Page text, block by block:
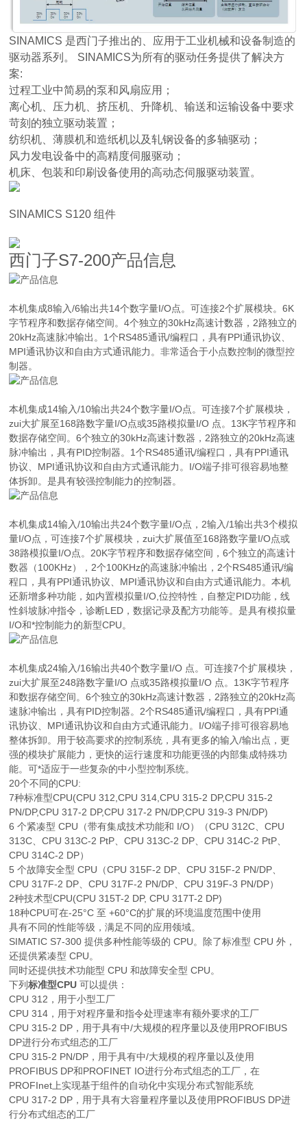
SINAMICS 是西门子推出的、应用于工业机械和设备制造的
驱动器系列。 SINAMICS为所有的驱动任务提供了解决方
案:
过程工业中简易的泵和风扇应用；
离心机、压力机、挤压机、升降机、输送和运输设备中要求
苛刻的独立驱动装置；
纺织机、薄膜机和造纸机以及轧钢设备的多轴驱动；
风力发电设备中的高精度伺服驱动；
机床、包装和印刷设备使用的高动态伺服驱动装置。
SINAMICS S120 组件
西门子S7-200产品信息
本机集成8输入/6输出共14个数字量I/O点。可连接2个扩展模块。6K
字节程序和数据存储空间。4个独立的30kHz高速计数器，2路独立的
20kHz高速脉冲输出。1个RS485通讯/编程口，具有PPI通讯协议、
MPI通讯协议和自由方式通讯能力。非常适合于小点数控制的微型控
制器。
本机集成14输入/10输出共24个数字量I/O点。可连接7个扩展模块，
zui大扩展至168路数字量I/O点或35路模拟量I/O 点。13K字节程序和
数据存储空间。6个独立的30kHz高速计数器，2路独立的20kHz高速
脉冲输出，具有PID控制器。1个RS485通讯/编程口，具有PPI通讯
协议、MPI通讯协议和自由方式通讯能力。I/O端子排可很容易地整
体拆卸。是具有较强控制能力的控制器。
本机集成14输入/10输出共24个数字量I/O点，2输入/1输出共3个模拟
量I/O点，可连接7个扩展模块，zui大扩展值至168路数字量I/O点或
38路模拟量I/O点。20K字节程序和数据存储空间，6个独立的高速计
数器（100KHz），2个100KHz的高速脉冲输出，2个RS485通讯/编
程口，具有PPI通讯协议、MPI通讯协议和自由方式通讯能力。本机
还新增多种功能，如内置模拟量I/O,位控特性，自整定PID功能，线
性斜坡脉冲指令，诊断LED，数据记录及配方功能等。是具有模拟量
I/O和*控制能力的新型CPU。
本机集成24输入/16输出共40个数字量I/O 点。可连接7个扩展模块，
zui大扩展至248路数字量I/O 点或35路模拟量I/O 点。13K字节程序
和数据存储空间。6个独立的30kHz高速计数器，2路独立的20kHz高
速脉冲输出，具有PID控制器。2个RS485通讯/编程口，具有PPI通
讯协议、MPI通讯协议和自由方式通讯能力。I/O端子排可很容易地
整体拆卸。用于较高要求的控制系统，具有更多的输入/输出点，更
强的模块扩展能力，更快的运行速度和功能更强的内部集成特殊功
能。可*适应于一些复杂的中小型控制系统。
20个不同的CPU:
7种标准型CPU(CPU 312,CPU 314,CPU 315-2 DP,CPU 315-2
PN/DP,CPU 317-2 DP,CPU 317-2 PN/DP,CPU 319-3 PN/DP)
6 个紧凑型 CPU（带有集成技术功能和 I/O）（CPU 312C、CPU
313C、CPU 313C-2 PtP、CPU 313C-2 DP、CPU 314C-2 PtP、
CPU 314C-2 DP）
5 个故障安全型 CPU（CPU 315F-2 DP、CPU 315F-2 PN/DP、
CPU 317F-2 DP、CPU 317F-2 PN/DP、CPU 319F-3 PN/DP）
2种技术型CPU(CPU 315T-2 DP, CPU 317T-2 DP)
18种CPU可在-25°C 至 +60°C的扩展的环境温度范围中使用
具有不同的性能等级，满足不同的应用领域。
SIMATIC S7-300 提供多种性能等级的 CPU。除了标准型 CPU 外，
还提供紧凑型 CPU。
同时还提供技术功能型 CPU 和故障安全型 CPU。
下列标准型CPU 可以提供：
CPU 312，用于小型工厂
CPU 314，用于对程序量和指令处理速率有额外要求的工厂
CPU 315-2 DP，用于具有中/大规模的程序量以及使用PROFIBUS
DP进行分布式组态的工厂
CPU 315-2 PN/DP，用于具有中/大规模的程序量以及使用
PROFIBUS DP和PROFINET IO进行分布式组态的工厂，在
PROFInet上实现基于组件的自动化中实现分布式智能系统
CPU 317-2 DP，用于具有大容量程序量以及使用PROFIBUS DP进
行分布式组态的工厂